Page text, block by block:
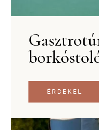
ÉRDEKEL